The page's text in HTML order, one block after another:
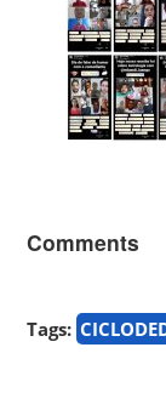
Comments
Tags: